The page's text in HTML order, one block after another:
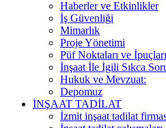
Haberler ve Etkinlikler
İş Güvenliği
Mimarlık
Proje Yönetimi
Püf Noktaları ve İpuçları
İnşaat İle İgili Sıkca
Hukuk ve Mevzuat:
Depomuz
İNŞAAT TADİLAT
İzmit inşaat tadilat